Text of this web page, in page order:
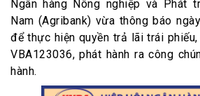
Ngân hàng Nông nghiệp và Phát
Nam (Agribank) vừa thông báo
để thực hiện quyền trả lãi trái
VBA123036, phát hành ra công
hành.